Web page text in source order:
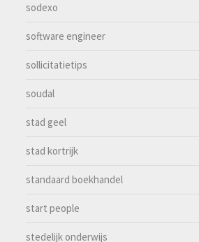
sodexo
software engineer
sollicitatietips
soudal
stad geel
stad kortrijk
standaard boekhandel
start people
stedelijk onderwijs